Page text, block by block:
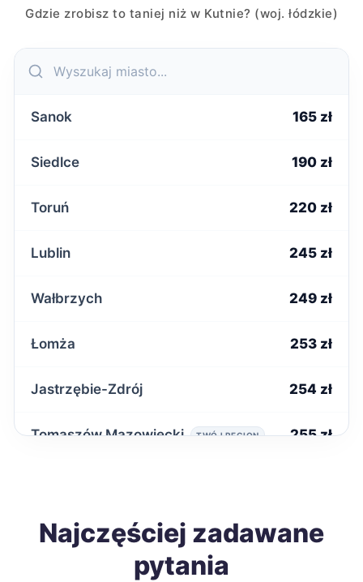
Gdzie zrobisz to taniej niż w Kutnie? (woj. łódzkie)
Sanok 165 zł
Siedlce 190 zł
Toruń 220 zł
Lublin 245 zł
Wałbrzych 249 zł
Łomża 253 zł
Jastrzębie-Zdrój 254 zł
Tomaszów Mazowiecki TWÓJ REGION 255 zł
Ostrowiec Świętokrzyski 258 zł
Najczęściej zadawane
pytania